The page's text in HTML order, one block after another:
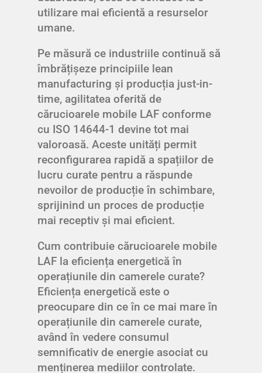
utilizare mai eficientă a resurselor
umane.
Pe măsură ce industriile continuă să
îmbrățișeze principiile lean
manufacturing și producția just-in-
time, agilitatea oferită de
cărucioarele mobile LAF conforme
cu ISO 14644-1 devine tot mai
valoroasă. Aceste unități permit
reconfigurarea rapidă a spațiilor de
lucru curate pentru a răspunde
nevoilor de producție în schimbare,
sprijinind un proces de producție
mai receptiv și mai eficient.
Cum contribuie cărucioarele mobile
LAF la eficiența energetică în
operațiunile din camerele curate?
Eficiența energetică este o
preocupare din ce în ce mai mare în
operațiunile din camerele curate,
având în vedere consumul
semnificativ de energie asociat cu
menținerea mediilor controlate.